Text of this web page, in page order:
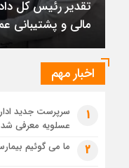
1 ماه قبل
تقدیر رئیس کل
پشتیبانی عمرانی
1 ماه قبل
دادستان بوشهر: تسری
1 ماه قبل
زابل و بندر دیر در
زیر آتش تابستان
تقدیر رئیس کل
مالی و پشتیبانی
اخبار مهم
1
سرپرست جدید
عسلویه معرفی شد
2 ما می گوئیم